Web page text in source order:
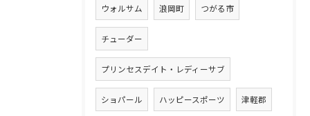
ウォルサム 浪岡町 つがる市
チューダー
プリンセスデイト・レディーサブ
ショパール ハッピースポーツ 津軽郡